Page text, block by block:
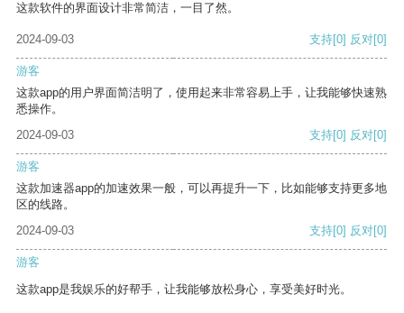
这款软件的界面设计非常简洁，一目了然。
2024-09-03 支持[0] 反对[0]
游客
这款app的用户界面简洁明了，使用起来非常容易上手，让我能够快速熟
悉操作。
2024-09-03
支持[0] 反对[0]
游客
这款加速器app的加速效果一般，可以再提升一下，比如能够支持更多地
区的线路。
2024-09-03
支持[0] 反对[0]
游客
这款app是我娱乐的好帮手，让我能够放松身心，享受美好时光。